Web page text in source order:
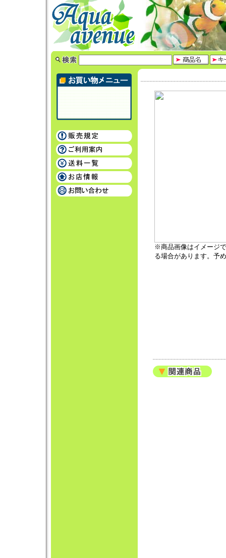
※商品画像はイメージ
る場合があります。予